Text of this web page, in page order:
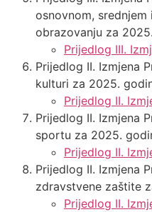
osnovnom,
obrazovanju za
Prijedlog III.
Prijedlog II. Izmjena
kulturi za 2025.
Prijedlog II.
Prijedlog II. Izmjena
sportu za 2025.
Prijedlog II.
Prijedlog II. Izmjena
zdravstvene zaštite
Prijedlog II.